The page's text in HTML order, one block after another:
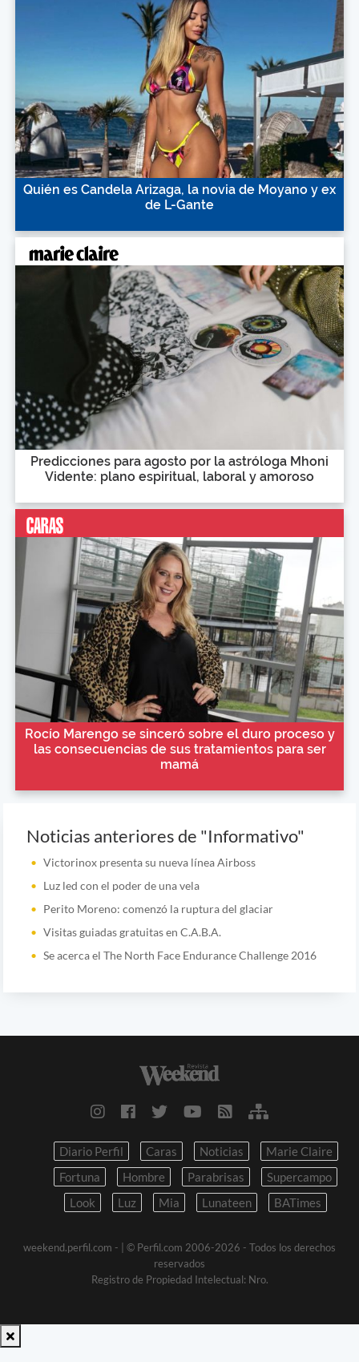
Quién es Candela Arizaga, la novia de Moyano y ex
de L-Gante
Predicciones para agosto por la astróloga Mhoni
Vidente: plano espiritual, laboral y amoroso
Rocío Marengo se sinceró sobre el duro proceso y
las consecuencias de sus tratamientos para ser
mamá
Noticias anteriores de "Informativo"
Victorinox presenta su nueva línea Airboss
Luz led con el poder de una vela
Perito Moreno: comenzó la ruptura del glaciar
Visitas guiadas gratuitas en C.A.B.A.
Se acerca el The North Face Endurance Challenge 2016
Diario Perfil Caras Noticias
Marie Claire
Fortuna
Hombre Parabrisas
Supercampo
Look
Luz Mia Lunateen BATimes
weekend.perfil.com -
| © Perfil.com 2006-2026 - Todos los derechos
reservados
Registro de Propiedad Intelectual: Nro.